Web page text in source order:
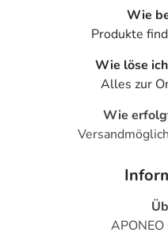
Wie
Produkte
Wie löse
Alles zur
Wie